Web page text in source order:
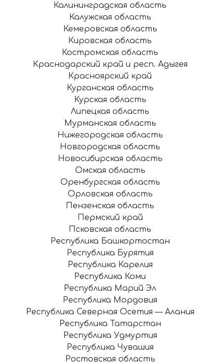
Калининградская область
Калужская область
Кемеровская область
Кировская область
Костромская область
Краснодарский край и респ. Адыгея
Красноярский край
Курганская область
Курская область
Липецкая область
Мурманская область
Нижегородская область
Новгородская область
Новосибирская область
Омская область
Оренбургская область
Орловская область
Пензенская область
Пермский край
Псковская область
Республика Башкортостан
Республика Бурятия
Республика Карелия
Республика Коми
Республика Марий Эл
Республика Мордовия
Республика Северная Осетия — Алания
Республика Татарстан
Республика Удмуртия
Республика Чувашия
Ростовская область